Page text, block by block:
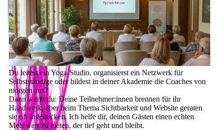
Du leitest ein Yoga-Studio, organisierst ein Netzwerk für
Selbstständige oder bildest in deiner Akademie die Coaches von
morgen aus?
Dann weißt du: Deine Teilnehmer:innen brennen für ihr
Handwerk, aber beim Thema Sichtbarkeit und Website geraten
sie oft ins Stocken. Ich helfe dir, deinen Gästen einen echten
Mehrwert zu bieten, der tief geht und bleibt.